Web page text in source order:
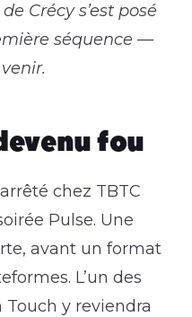
Crécy s’est posé
séquence —
fou
arrêté chez TBTC
Pulse. Une
avant un format
L’un des
y reviendra